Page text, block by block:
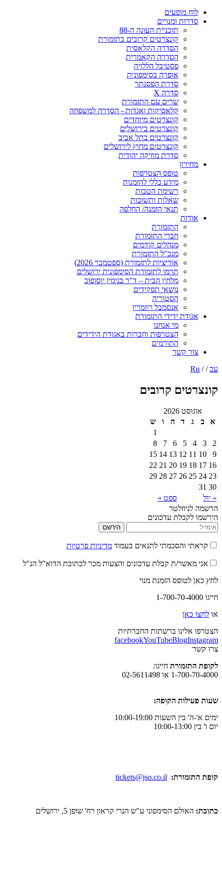
מופעים
ומנויים
תוכניית העונה ה-88
קונצרטים קרובים בתזמורת
הסדרה הקלאסית
הסדרה הקאמרית
פסטיבל הללויה
אופרה בסימפונית
סדרת הפסנתר
שרים עם התזמורת
קלאסיקות ואגדות - הסדרה למשפחה
קונצרטים מיוחדים
קונצרטים בירושלים
קונצרטים בתל אביב
קונצרטים מחוץ לירושלים
סדרת מוזיקה יהודית
טופס הצטרפות
מידע כללי להזמנות
רשימת הטבות
שאלות ותשובות
תנאי הזמנה/ החלפה
התזמורת
חברי התזמורת
מנהלים קודמים
מנכ"ל התזמורת
אודיציות לתזמורת (ספטמבר 2026)
תרמו לתזמורת הסימפונית ירושלים
מלחין הבית – ד"ר בנימין יוסופוב
נושאי תפקידים
הסטוריה
אנסמבל רוזמרין
ידידי התזמורת
מי אנחנו
הצטרפות וחברות באגודת הידידים
התורמים
קשר
קרובים
ד ה ו
ש
5
6
7
8
12
13
14
15
19
20
21
22
26
27
28
29
ספט »
עדכונים
והסכמתי לתנאים בעמודמדיניות פרטיות
ת קבלת עדכונים והצעות מכר לכתובת הדוא"ל הנ"ל
הזמנת מנוי
ברשתות החברתיות
facebookYouTubeBlog
חייגו:
02-5611498
הקופה:
השעות 10:00-19:00
tickets@jso.co.il
הסימפוני ע"ש הנרי קראון רח' שופן 5, ירושלים